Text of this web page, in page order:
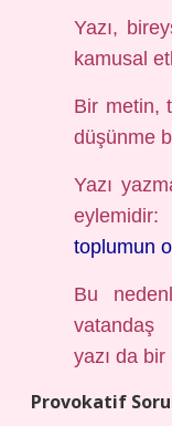
Yazı,
kamusal
Bir metin,
düşünme
Yazı
toplumun
Bu
vatandaş
yazı da bir
Provokatif